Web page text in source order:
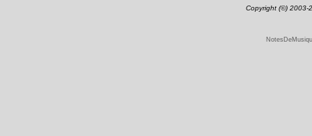
Copyright (©) 2003-